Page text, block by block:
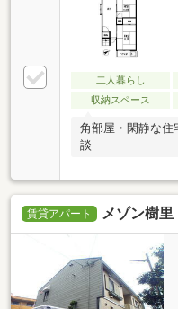
二人暮らし
収納スペース
角部屋・閑静な住
談
賃貸アパート メゾン樹